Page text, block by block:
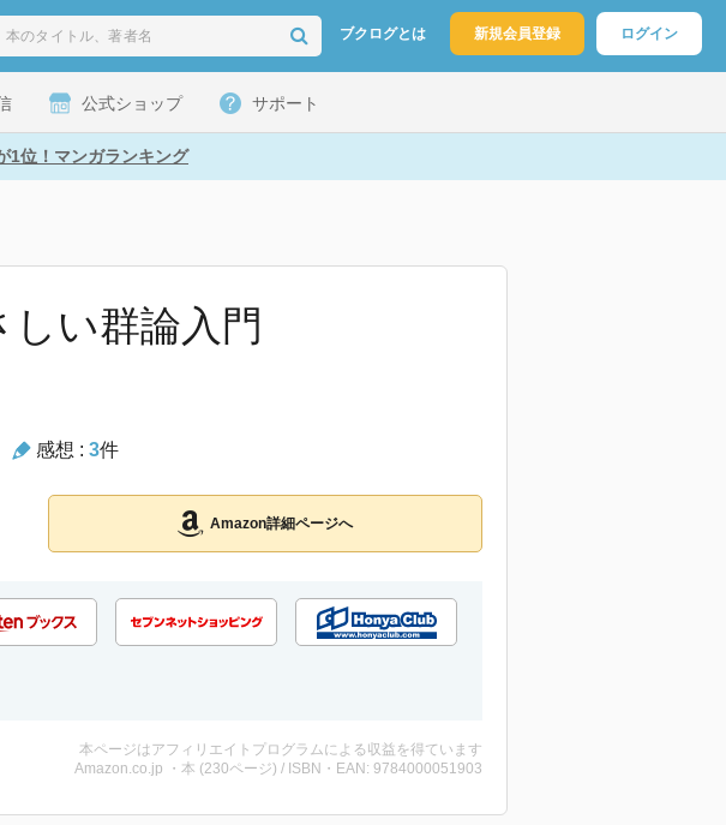
ブクログとは 新規会員登録 ログイン
公式ショップ サポート
1位！マンガランキング
い群論入門
感想 : 3件
Amazon詳細ページへ
本ページはアフィリエイトプログラムによる収益を得ています
Amazon.co.jp ・本 (230ページ) / ISBN・EAN: 9784000051903